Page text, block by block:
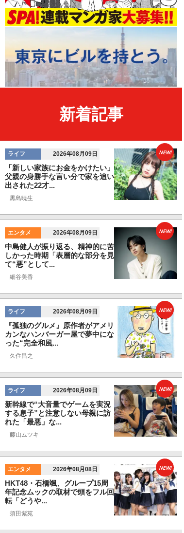
新着記事
ライフ 2026年08月09日
「新しい家族にお金をかけたい」
父親の身勝手な言い分で家を追い
出された22才...
黒島暁生
NEW!
エンタメ 2026年08月09日
中島健人が振り返る、精神的に苦
しかった時期「表層的な部分を見
て“悪”として...
細谷美香
NEW!
ライフ 2026年08月09日
『孤独のグルメ』原作者がアメリ
カンなハンバーガー屋で夢中にな
った“完全和風...
久住昌之
NEW!
ライフ 2026年08月09日
新幹線で“大音量でゲームを実況
する息子”と注意しない母親に訪
れた「最悪」な...
藤山ムツキ
NEW!
エンタメ 2026年08月08日
HKT48・石橋颯、グループ15周
年記念ムックの取材で頭をフル回
転「どうや...
須田紫苑
NEW!